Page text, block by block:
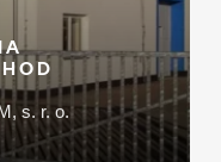
s. r. o.